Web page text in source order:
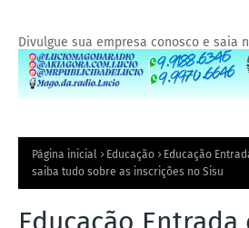
Divulgue sua empresa conosco e saia
Página inicial Educação
Educação
saiba tudo sobre as inscrições no Sisu